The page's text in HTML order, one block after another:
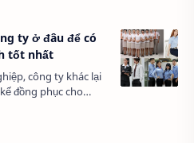
cơ sở cung …
ty ở đâu để có
tốt nhất
công ty khác lại
đồng phục cho
không cần
đồng phục công…